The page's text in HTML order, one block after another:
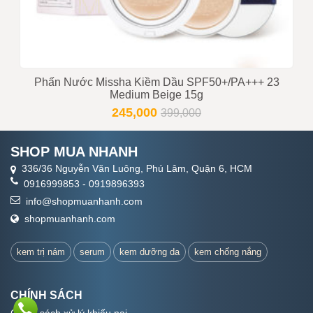
Phấn Nước Missha Kiềm Dầu SPF50+/PA+++ 23
Medium Beige 15g
245,000 399,000
SHOP MUA NHANH
336/36 Nguyễn Văn Luông, Phú Lâm, Quận 6, HCM
0916999853 - 0919896393
info@shopmuanhanh.com
shopmuanhanh.com
kem trị nám serum kem dưỡng da kem chống nắng
CHÍNH SÁCH